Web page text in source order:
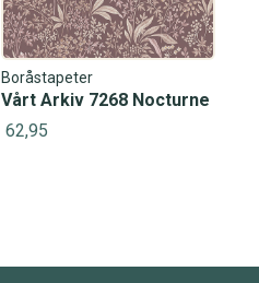
Boråstapeter
Vårt Arkiv 7268 Nocturne
62,95